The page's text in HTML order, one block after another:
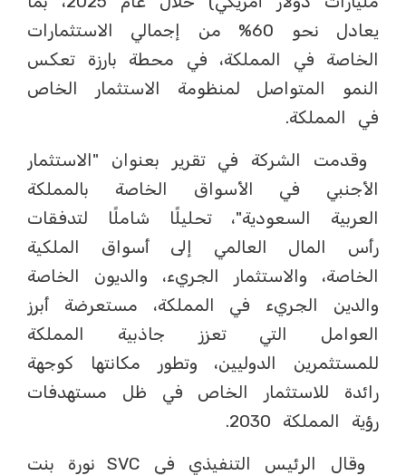
يعادل نحو 60% من إجمالي الاستثمارات
الخاصة في المملكة، في محطة بارزة تعكس
النمو المتواصل لمنظومة الاستثمار الخاص
في المملكة.
وقدمت الشركة في تقرير بعنوان "الاستثمار
الأجنبي في الأسواق الخاصة بالمملكة
العربية السعودية"، تحليلًا شاملًا لتدفقات
رأس المال العالمي إلى أسواق الملكية
الخاصة، والاستثمار الجريء، والديون الخاصة
والدين الجريء في المملكة، مستعرضة أبرز
العوامل التي تعزز جاذبية المملكة
للمستثمرين الدوليين، وتطور مكانتها كوجهة
رائدة للاستثمار الخاص في ظل مستهدفات
رؤية المملكة 2030.
وقال الرئيس التنفيذي في SVC نورة بنت